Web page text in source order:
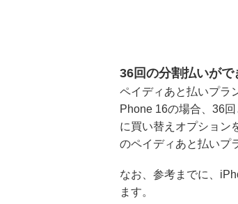
36回の分割払いがで
ペイディあと払いプラ
Phone 16の場合、36
に買い替えオプション
のペイディあと払いプ
なお、参考までに、
ます。